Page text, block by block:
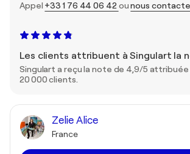
Appel +33 1 76 44 06 42 ounous
Les clients attribuent à Singulart la
Singulart a reçu la note de 4,9/5 attribuée
20 000 clients.
Zelie Alice
France